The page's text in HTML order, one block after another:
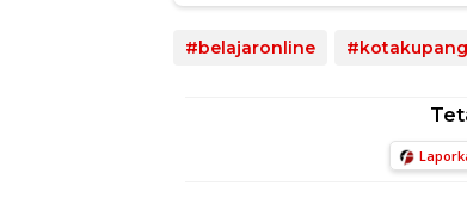
#belajaronline #kotakupang